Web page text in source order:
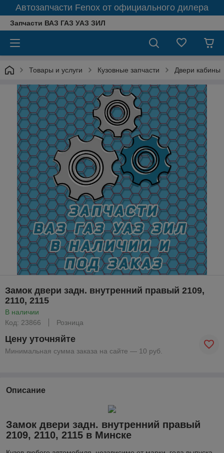
Автозапчасти Fenox от официального дилера
Запчасти ВАЗ ГАЗ УАЗ ЗИЛ
Товары и услуги Кузовные запчасти Двери кабины
Замок двери задн. внутренний правый 2109,
2110, 2115
В наличии
Код: 23866
Розница
Цену уточняйте
Минимальная сумма заказа на сайте — 10 руб.
Описание
Замок двери задн. внутренний правый
2109, 2110, 2115 в Минске